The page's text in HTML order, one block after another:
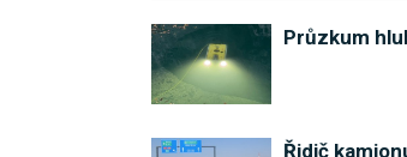
Průzkum
Řidič